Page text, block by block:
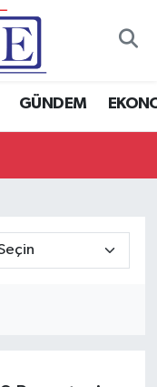
GÜNDEM